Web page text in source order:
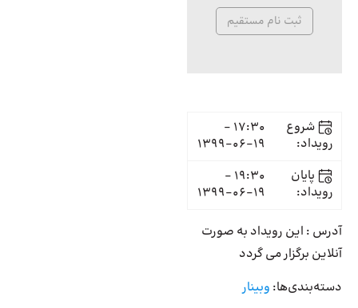
ثبت نام مستقیم
شروع
رویداد:
17:30 -
1399-06-19
پایان
رویداد:
19:30 -
1399-06-19
آدرس : این رویداد به صورت
آنلاین برگزار می گردد
دسته‌بندی‌ها: وبینار